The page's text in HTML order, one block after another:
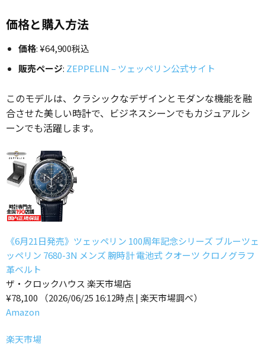
価格と購入方法
価格: ¥64,900税込
販売ページ: ZEPPELIN – ツェッペリン公式サイト
このモデルは、クラシックなデザインとモダンな機能を融
合させた美しい時計で、ビジネスシーンでもカジュアルシ
ーンでも活躍します。
《6月21日発売》ツェッペリン 100周年記念シリーズ ブルーツェ
ッペリン 7680-3N メンズ 腕時計 電池式 クオーツ クロノグラフ
革ベルト
ザ・クロックハウス 楽天市場店
¥78,100
（2026/06/25 16:12時点 | 楽天市場調べ）
Amazon
楽天市場